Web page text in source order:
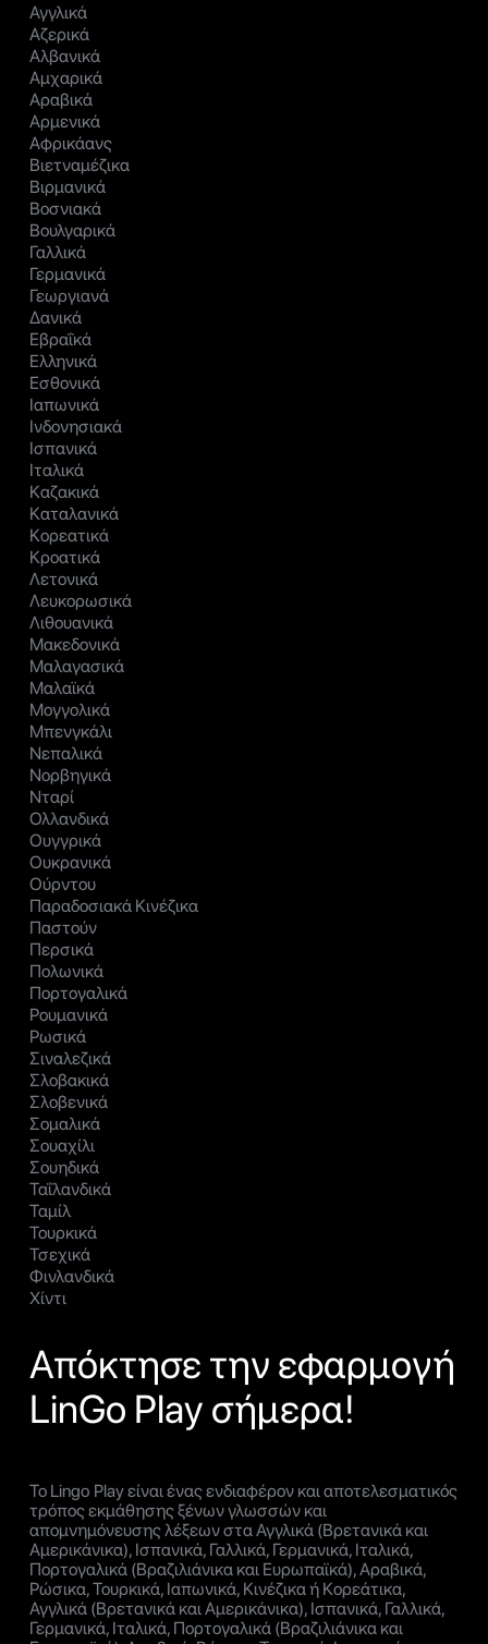
Αγγλικά
Αζερικά
Αλβανικά
Αμχαρικά
Αραβικά
Αρμενικά
Αφρικάανς
Βιετναμέζικα
Βιρμανικά
Βοσνιακά
Βουλγαρικά
Γαλλικά
Γερμανικά
Γεωργιανά
Δανικά
Εβραΐκά
Ελληνικά
Εσθονικά
Ιαπωνικά
Ινδονησιακά
Ισπανικά
Ιταλικά
Καζακικά
Καταλανικά
Κορεατικά
Κροατικά
Λετονικά
Λευκορωσικά
Λιθουανικά
Μακεδονικά
Μαλαγασικά
Μαλαϊκά
Μογγολικά
Μπενγκάλι
Νεπαλικά
Νορβηγικά
Νταρί
Ολλανδικά
Ουγγρικά
Ουκρανικά
Ούρντου
Παραδοσιακά Κινέζικα
Παστούν
Περσικά
Πολωνικά
Πορτογαλικά
Ρουμανικά
Ρωσικά
Σιναλεζικά
Σλοβακικά
Σλοβενικά
Σομαλικά
Σουαχίλι
Σουηδικά
Ταΐλανδικά
Ταμίλ
Τουρκικά
Τσεχικά
Φινλανδικά
Χίντι
Απόκτησε την εφαρμογή
LinGo Play σήμερα!
Το Lingo Play είναι ένας ενδιαφέρον και αποτελεσματικός
τρόπος εκμάθησης ξένων γλωσσών και
απομνημόνευσης λέξεων στα Αγγλικά (Βρετανικά και
Αμερικάνικα), Ισπανικά, Γαλλικά, Γερμανικά, Ιταλικά,
Πορτογαλικά (Βραζιλιάνικα και Ευρωπαϊκά), Αραβικά,
Ρώσικα, Τουρκικά, Ιαπωνικά, Κινέζικα ή Κορεάτικα,
Αγγλικά (Βρετανικά και Αμερικάνικα), Ισπανικά, Γαλλικά,
Γερμανικά, Ιταλικά, Πορτογαλικά (Βραζιλιάνικα και